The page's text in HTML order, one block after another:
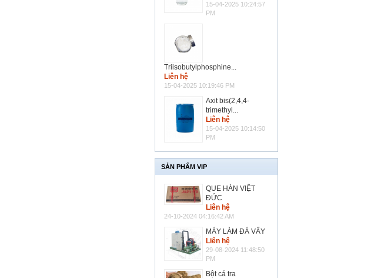
15-04-2025 10:24:57
PM
Triisobutylphosphine...
Liên hệ
15-04-2025 10:19:46 PM
Axit bis(2,4,4-
trimethyl...
Liên hệ
15-04-2025 10:14:50
PM
SẢN PHẨM VIP
QUE HÀN VIỆT
ĐỨC
Liên hệ
24-10-2024 04:16:42 AM
MÁY LÀM ĐÁ VẨY
Liên hệ
29-08-2024 11:48:50
PM
Bột cá tra